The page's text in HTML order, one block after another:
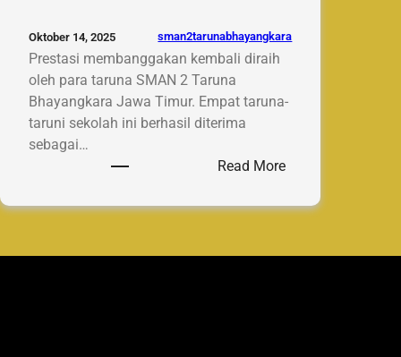
Oktober 14, 2025 sman2tarunabhayangkara
Prestasi membanggakan kembali diraih
oleh para taruna SMAN 2 Taruna
Bhayangkara Jawa Timur. Empat taruna-
taruni sekolah ini berhasil diterima
sebagai…
Read More:
Taruna